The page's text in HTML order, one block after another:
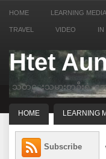
HOME LEARNING MEDIA
TRAVEL VIDEO IN
Htet
သတင္းသမားတဦးရဲ့ အေတ
HOME LEARNING
Subscribe